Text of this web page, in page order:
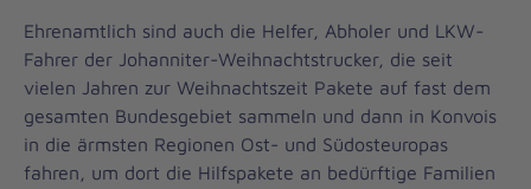
Ehrenamtlich sind auch die Helfer, Abholer und LKW-
Fahrer der Johanniter-Weihnachtstrucker, die seit
vielen Jahren zur Weihnachtszeit Pakete auf fast dem
gesamten Bundesgebiet sammeln und dann in Konvois
in die ärmsten Regionen Ost- und Südosteuropas
fahren, um dort die Hilfspakete an bedürftige Familien